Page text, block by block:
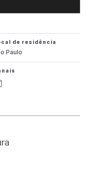
de residência
Paulo